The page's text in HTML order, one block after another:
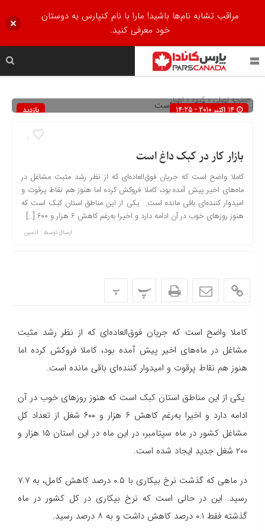
صفحه اصلی» گروه »اخبار
14 اکتبر 2010 - 14:25
بازدید
7
بازار کار در کبک داغ است
کاملا واضح است که جریان فوق‌العاده‌ای که از نظر رشد مثبت مشاغل در
ماه‌های اخیر پیش آمده بود، کاملا فروکش کرده اما هنوز هم نقاط پرقوت و
امیدوار کننده‌ای باقی مانده است. یکی از این مناطق استان کبک است که
هنوز روزهای خوب در آن ادامه دارد و اخیرا به‌رغم کاهش ۶ هزار و ۶۰۰ […]
ارسال توسط : ادمین
پ پ
کاملا واضح است که جریان فوق‌العاده‌ای که از نظر رشد مثبت
مشاغل در ماه‌های اخیر پیش آمده بود، کاملا فروکش کرده اما
هنوز هم نقاط پرقوت و امیدوار کننده‌ای باقی مانده است.
یکی از این مناطق استان کبک است که هنوز روزهای خوب در آن
ادامه دارد و اخیرا به‌رغم کاهش ۶ هزار و ۶۰۰ شغل از تعداد کل
مشاغل کشور در ماه سپتامبر، در این ماه در این استان ۱۵ هزار و
۲۰۰ شغل جدید ایجاد شده است.
در ماهی که گذشت نرخ بیکاری با ۰.۵ درصد کاهش کامل، به ۷.۷
رسید. این در حالی است که نرخ بیکاری در کل کشور در ماه
گذشته فقط ۰.۱ درصد کاهش داشت و به ۸ درصد رسید.
مراقب تشابه نام‌ها باشید! مارا با نام کنپارس به دوستان
خود معرفی کنید.